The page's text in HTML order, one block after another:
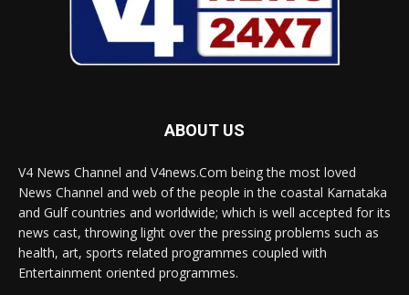
ABOUT US
V4 News Channel and V4news.Com being the most loved
News Channel and web of the people in the coastal Karnataka
and Gulf countries and worldwide; which is well accepted for its
news cast, throwing light over the pressing problems such as
health, art, sports related programmes coupled with
Entertainment oriented programmes.